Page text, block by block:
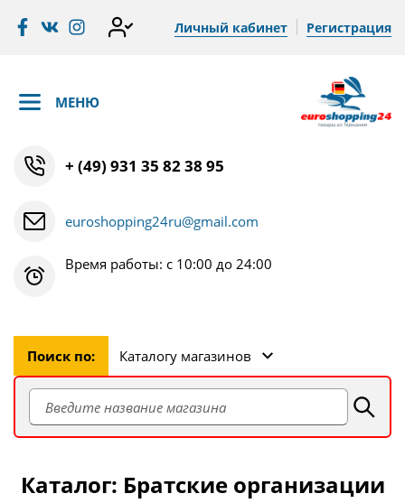
Личный кабинет Регистрация
МЕНЮ
+ (49) 931 35 82 38 95
euroshopping24ru@gmail.com
Время работы: с 10:00 до 24:00
Поиск по: Каталогу магазинов
Каталог: Братские организации